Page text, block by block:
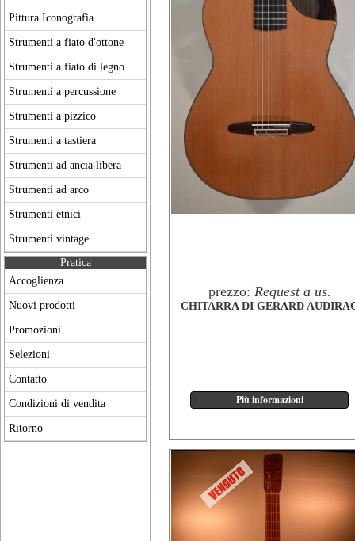
Pittura Iconografia
Strumenti a fiato d'ottone
Strumenti a fiato di legno
Strumenti a percussione
Strumenti a pizzico
Strumenti a tastiera
Strumenti ad ancia libera
Strumenti ad arco
Strumenti etnici
Strumenti vintage
Pratica
Accoglienza
Nuovi prodotti
Promozioni
Selezioni
Contatto
Condizioni di vendita
Ritorno
prezzo: Request a us.
CHITARRA DI GERARD